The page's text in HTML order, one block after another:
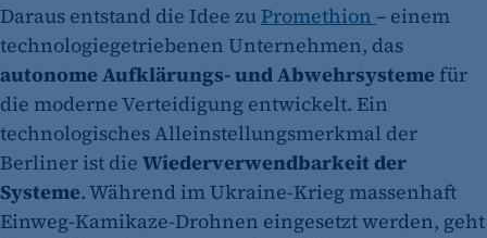
Daraus entstand die Idee zu Promethion – einem
technologiegetriebenen Unternehmen, das
autonome Aufklärungs- und Abwehrsysteme für
die moderne Verteidigung entwickelt. Ein
technologisches Alleinstellungsmerkmal der
Berliner ist die Wiederverwendbarkeit der
Systeme. Während im Ukraine-Krieg massenhaft
Einweg-Kamikaze-Drohnen eingesetzt werden, geht